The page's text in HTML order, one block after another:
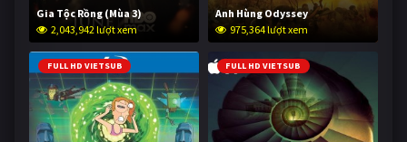
Gia Tộc Rồng (Mùa 3)
2,043,942 lượt xem
Anh Hùng Odyssey
975,364 lượt xem
FULL HD VIETSUB FULL HD VIETSUB